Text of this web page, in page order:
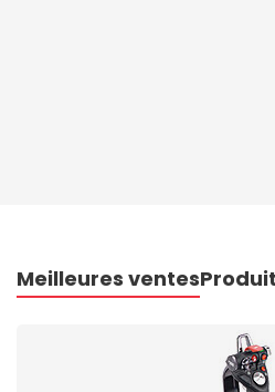
Meilleures ventes